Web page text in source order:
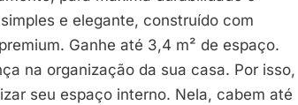
e elegante, construído com
Ganhe até 3,4 m² de espaço.
na organização da sua casa. Por isso,
seu espaço interno. Nela, cabem até